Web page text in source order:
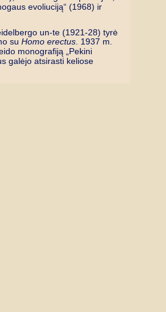
evoliuciją“ (1968) ir
un-te (1921-28) tyrė
su Homo erectus . 1937 m.
monografiją „Pekini
galėjo atsirasti keliose